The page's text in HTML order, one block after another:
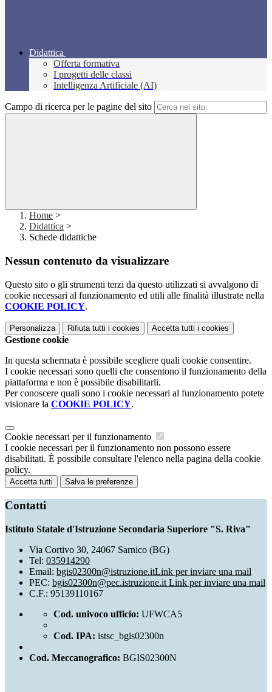
Didattica
Offerta formativa
I progetti delle classi
Intelligenza Artificiale (AI)
Campo di ricerca per le pagine del sito
Home >
Didattica >
Schede didattiche
Nessun contenuto da visualizzare
Questo sito o gli strumenti terzi da questo utilizzati si avvalgono di
cookie necessari al funzionamento ed utili alle finalità illustrate nella
COOKIE POLICY.
Personalizza Rifiuta tutti i cookies Accetta tutti i cookies
Gestione cookie
In questa schermata è possibile scegliere quali cookie consentire.
I cookie necessari sono quelli che consentono il funzionamento della
piattaforma e non è possibile disabilitarli.
Per conoscere quali sono i cookie necessari al funzionamento potete
visionare la COOKIE POLICY.
Cookie necessari per il funzionamento
I cookie necessari per il funzionamento non possono essere
disabilitati. È possibile consultare l'elenco nella pagina della cookie
policy.
Accetta tutti Salva le preferenze
Contatti
Istituto Statale d'Istruzione Secondaria Superiore "S. Riva"
Via Cortivo 30, 24067 Sarnico (BG)
Tel: 035914290
Email: bgis02300n@istruzione.itLink per inviare una mail
PEC: bgis02300n@pec.istruzione.it Link per inviare una mail
C.F.: 95139110167
Cod. univoco ufficio: UFWCA5
Cod. IPA: istsc_bgis02300n
Cod. Meccanografico: BGIS02300N